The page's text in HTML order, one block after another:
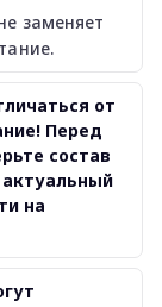
заменяет
от
Перед
состав
на